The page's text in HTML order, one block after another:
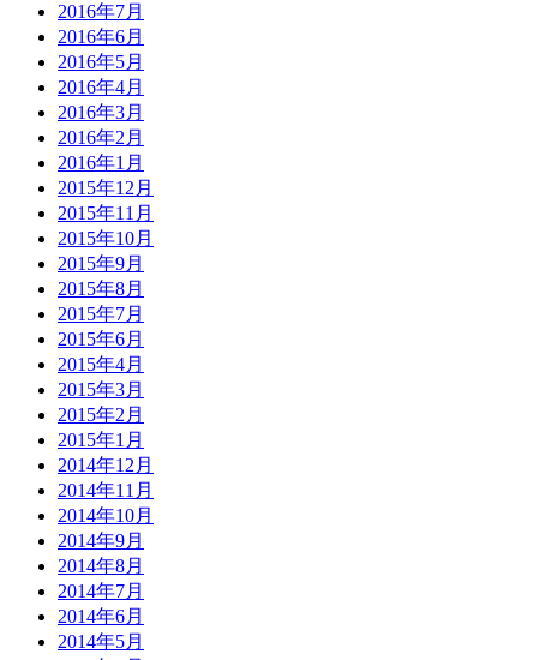
2016年7月
2016年6月
2016年5月
2016年4月
2016年3月
2016年2月
2016年1月
2015年12月
2015年11月
2015年10月
2015年9月
2015年8月
2015年7月
2015年6月
2015年4月
2015年3月
2015年2月
2015年1月
2014年12月
2014年11月
2014年10月
2014年9月
2014年8月
2014年7月
2014年6月
2014年5月